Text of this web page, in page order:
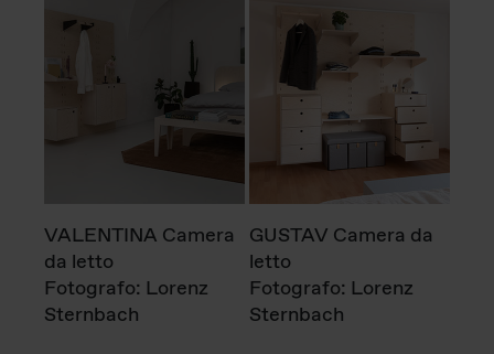
VALENTINA Camera
da letto
Fotografo: Lorenz
Sternbach
GUSTAV Camera da
letto
Fotografo: Lorenz
Sternbach